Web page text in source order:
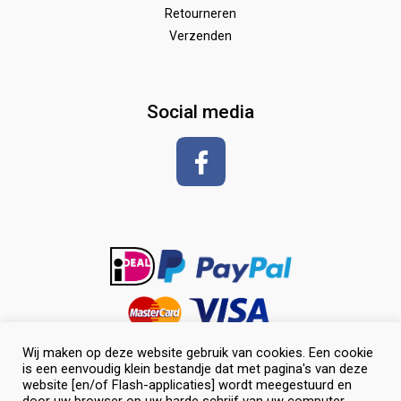
hoeven
vlechten en toiletteren
Zadeldekken & toebehoren
Shirt met korte mouwen
Retourneren
Verzenden
Social media
Wij maken op deze website gebruik van cookies. Een cookie
is een eenvoudig klein bestandje dat met pagina's van deze
website [en/of Flash-applicaties] wordt meegestuurd en